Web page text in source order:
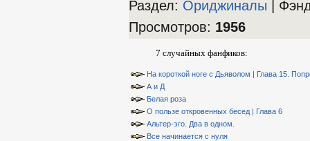
Раздел: Ориджиналы |
Просмотров: 1956
7 случайных фанфиков:
На короткой ноге с Дьяволом | Глава 15.
А и Д
Белая роза
О пользе откровенных бесед | Глава 6
Альтер-эго. Два в одном.
Все начинается с нуля